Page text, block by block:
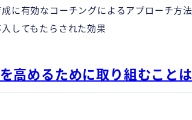
に有効なコーチングによるアプローチ方法
してもたらされた効果
高めるために取り組むこと